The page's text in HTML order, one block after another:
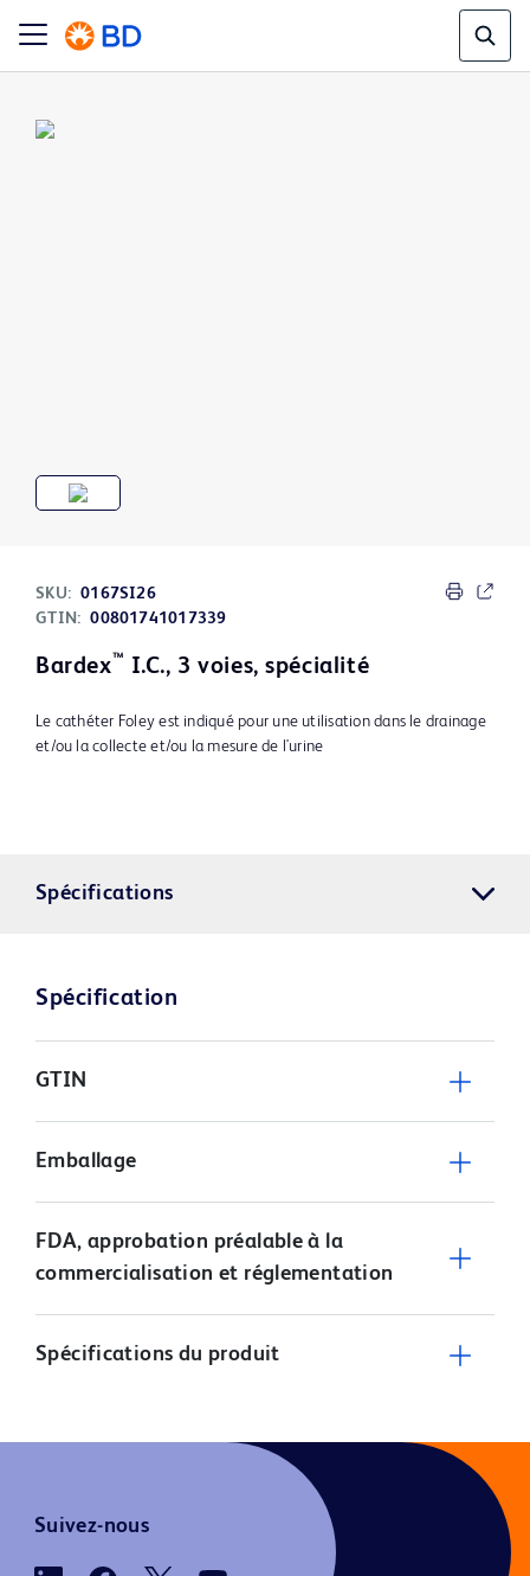
SKU: 0167SI26
GTIN: 00801741017339
Bardex™ I.C., 3 voies, spécialité
Le cathéter Foley est indiqué pour une utilisation dans le drainage
et/ou la collecte et/ou la mesure de l'urine
Spécifications
Spécification
GTIN
Emballage
FDA, approbation préalable à la
commercialisation et réglementation
Spécifications du produit
Suivez-nous